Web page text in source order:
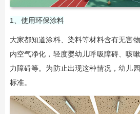
1、使用环保涂料
大家都知道涂料、染料等材料含有无害
内空气净化，轻度婴幼儿呼吸障碍、咳
力障碍等。为防止出现这种情况，幼儿
标准。